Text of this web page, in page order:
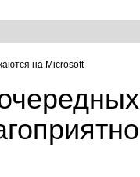
на Microsoft